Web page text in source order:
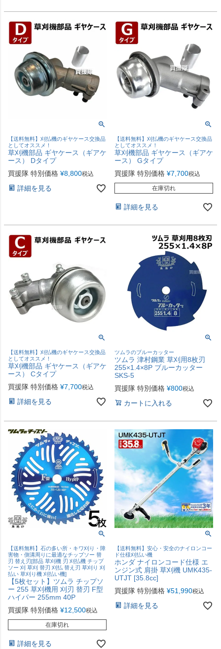
【送料無料】刈払機のギヤケース交換品
としてオススメ！
草刈機部品 ギヤケース（ギアケ
ース） Dタイプ
買援隊 特別価格 ¥8,800税込
詳細を見る
【送料無料】刈払機のギヤケース交換品
としてオススメ！
草刈機部品 ギヤケース（ギアケ
ース） Gタイプ
買援隊 特別価格 ¥7,700税込
在庫切れ
詳細を見る
【送料無料】刈払機のギヤケース交換品
としてオススメ！
草刈機部品 ギヤケース（ギアケ
ース） Cタイプ
買援隊 特別価格 ¥7,700税込
詳細を見る
ツムラのブルーカッター
ツムラ 津村鋼業 草刈用8枚刃
255×1.4×8P ブルーカッター
SKS-5
買援隊 特別価格 ¥800税込
カートに入れる
【送料無料】石の多い所・キワ刈り・障
害物・側溝周りに最適なチップソー 替
刃 替え刃[部品 草刈機 刃 刈払機 チップ
ソー 刈 草刈 替刃 刈払 替え刃 草刈り 刈
払い 草刈り機 刈払い機]
【5枚セット】ツムラ チップソ
ー 255 草刈機用 刈刃 替刃 F型
ハイパー 255mm 40P
買援隊 特別価格 ¥12,500税込
在庫切れ
詳細を見る
【送料無料】安心・安全のナイロンコー
ド仕様刈払い機
ホンダ ナイロンコード仕様 エ
ンジン式 肩掛 草刈機 UMK435-
UTJT [35.8cc]
買援隊 特別価格 ¥51,990税込
詳細を見る